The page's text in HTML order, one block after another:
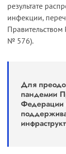
результате
инфекции,
№ 576).
Для
пандемии
Федерации